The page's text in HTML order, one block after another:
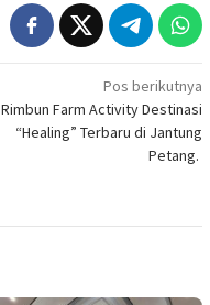
Pos berikutnya
Rimbun Farm Activity Destinasi
“Healing” Terbaru di Jantung
Petang.